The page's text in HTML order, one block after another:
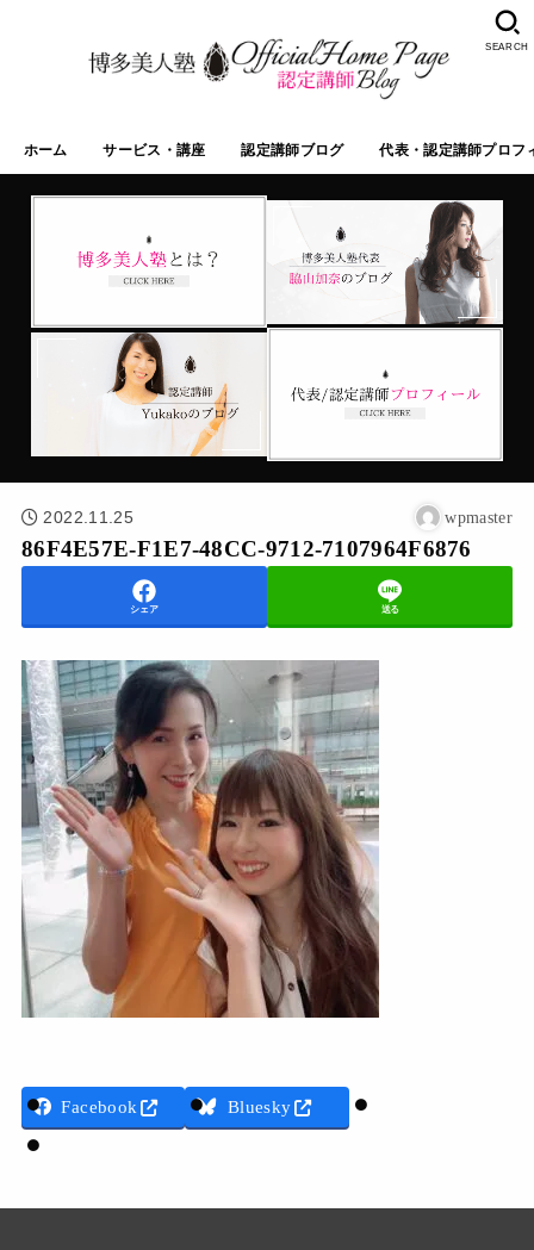
ホーム サービス・講座 認定講師ブログ 代表・認定講師プロフ
SEARCH
2022.11.25 wpmaster
86F4E57E-F1E7-48CC-9712-7107964F6876
シェア 送る
Facebook Bluesky